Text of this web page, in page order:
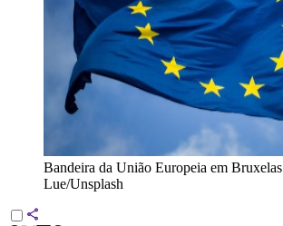
Bandeira da União Europeia em Bruxelas
Lue/Unsplash